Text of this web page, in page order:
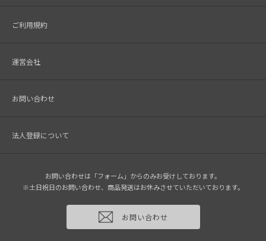
ご利用規約
運営会社
お問い合わせ
法人登録について
お問い合わせは「フォーム」からのみお受けしております。
※土日祝日のお問い合わせ、商品発送はお休みさせていただいております。
お問い合わせ